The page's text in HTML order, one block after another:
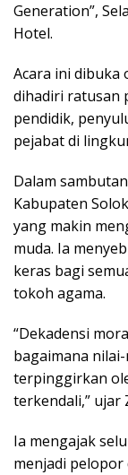
Generation”,
Hotel.
Acara ini dibuka
dihadiri ratusan
pendidik,
pejabat di
Dalam
Kabupaten
yang makin
muda. Ia
keras bagi
tokoh agama.
“Dekadensi
bagaimana
terpinggirkan
terkendali,” ujar
Ia mengajak
menjadi